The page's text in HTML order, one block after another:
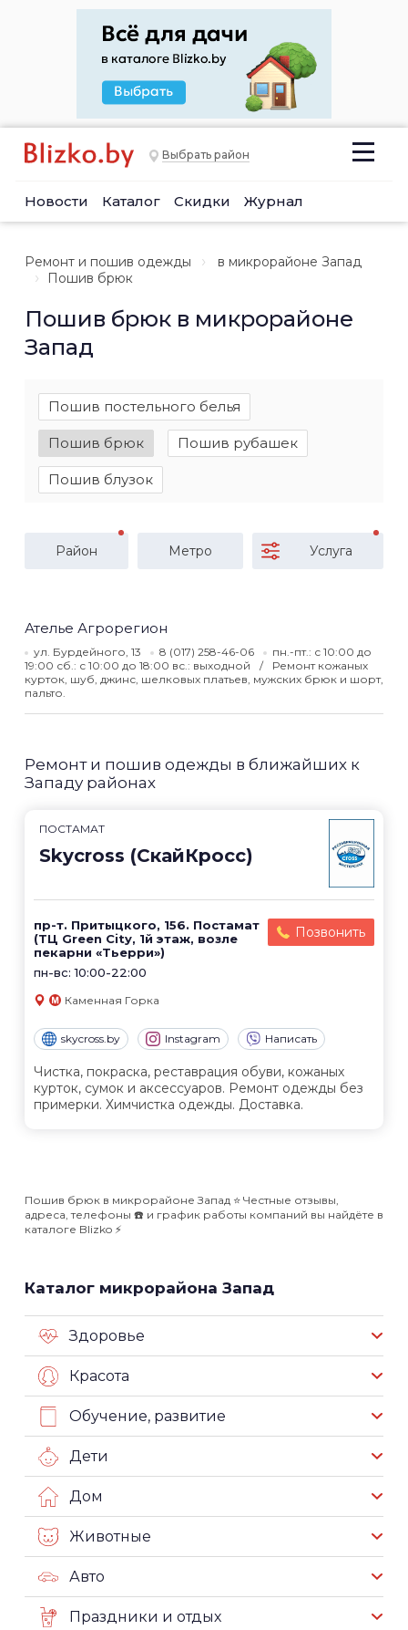
Выбрать район
Новости Каталог Скидки Журнал
Ремонт и пошив одежды
в микрорайоне Запад
Пошив брюк
Пошив брюк в микрорайоне
Запад
Пошив постельного белья
Пошив брюк Пошив рубашек
Пошив блузок
Район Метро Услуга
Ателье Агрорегион
ул. Бурдейного, 13 8 (017) 258-46-06
пн.-пт.: с 10:00 до
19:00 сб.: с 10:00 до 18:00 вс.: выходной
Ремонт кожаных
курток, шуб, джинс, шелковых платьев, мужских брюк и шорт,
пальто.
Ремонт и пошив одежды в ближайших к
Западу районах
ПОСТАМАТ
Skycross (СкайКросс)
пр-т. Притыцкого, 156. Постамат
(ТЦ Green City, 1й этаж, возле
пекарни «Тьерри»)
пн-вс: 10:00-22:00
Позвонить
Каменная Горка
skycross.by Instagram Написать
Чистка, покраска, реставрация обуви, кожаных
курток, сумок и аксессуаров. Ремонт одежды без
примерки. Химчистка одежды. Доставка.
Пошив брюк в микрорайоне Запад ⭐️ Честные отзывы,
адреса, телефоны ☎️ и график работы компаний вы найдёте в
каталоге Blizko ⚡️
Каталог микрорайона Запад
Здоровье
Красота
Обучение, развитие
Дети
Дом
Животные
Авто
Праздники и отдых